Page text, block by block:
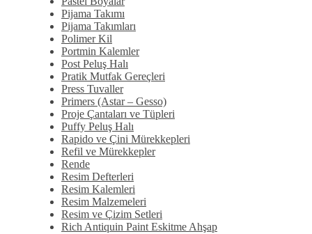
Pijama Takımı
Pijama Takımları
Polimer Kil
Portmin Kalemler
Post Peluş Halı
Pratik Mutfak Gereçleri
Press Tuvaller
Primers (Astar – Gesso)
Proje Çantaları ve Tüpleri
Puffy Peluş Halı
Rapido ve Çini Mürekkepleri
Refil ve Mürekkepler
Rende
Resim Defterleri
Resim Kalemleri
Resim Malzemeleri
Resim ve Çizim Setleri
Rich Antiquin Paint Eskitme Ahşap